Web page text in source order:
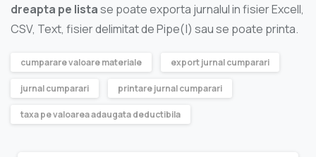
dreapta pe listase poate exporta jurnalul in fisier Excell,
CSV, Text, fisier delimitat de Pipe(|) sau se poate printa.
cumparare valoare materiale export jurnal cumparari
jurnal cumparari printare jurnal cumparari
taxa pe valoarea adaugata deductibila